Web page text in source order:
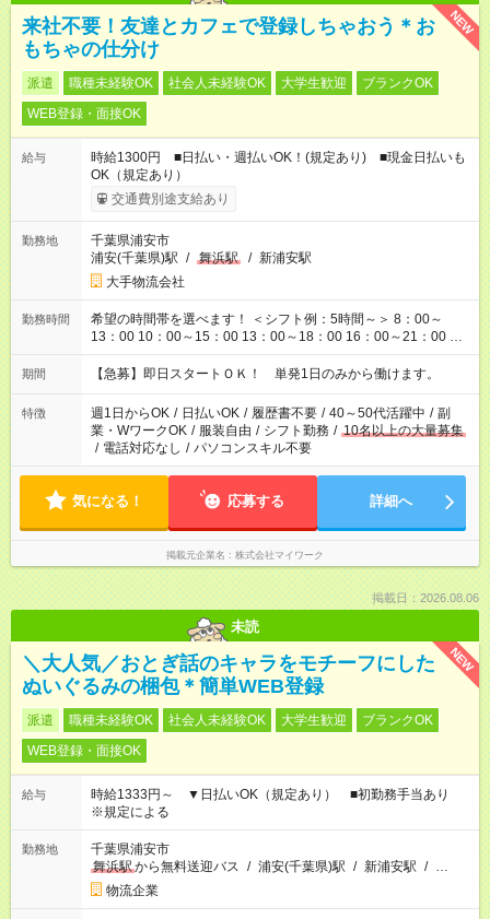
NEW
来社不要！友達とカフェで登録しちゃおう＊お
もちゃの仕分け
派遣 職種未経験OK 社会人未経験OK 大学生歓迎
ブランクOK
WEB登録・面接OK
給与
時給1300円 ■日払い・週払いOK！(規定あり) ■現金日払いも
OK（規定あり）
交通費別途支給あり
勤務地
千葉県浦安市
浦安(千葉県)駅 / 舞浜駅 / 新浦安駅
大手物流会社
勤務時間
希望の時間帯を選べます！ ＜シフト例：5時間～＞ 8：00～
13：00 10：00～15：00 13：00～18：00 16：00～21：00 ＜
シフト例：8時間～＞ ・10：00～19：00 ・13：00～22：00 ・
22：00～翌6：00 など！是非ご希望をお聞かせください！
期間 【急募】即日スタートＯＫ！ 単発1日のみから働けます。
特徴 週1日からOK / 日払いOK / 履歴書不要 / 40～50代活躍中 / 副
業・WワークOK / 服装自由 / シフト勤務 / 10名以上の大量募集
/ 電話対応なし / パソコンスキル不要
気になる！ 応募する 詳細へ
掲載元企業名 株式会社マイワーク
掲載日：2026.08.06
未読
NEW
＼大人気／おとぎ話のキャラをモチーフにした
ぬいぐるみの梱包＊簡単WEB登録
派遣 職種未経験OK 社会人未経験OK 大学生歓迎
ブランクOK
WEB登録・面接OK
給与
時給1333円～ ▼日払いOK（規定あり） ■初勤務手当あり
※規定による
勤務地
千葉県浦安市
舞浜駅から無料送迎バス / 浦安(千葉県)駅 / 新浦安駅 / …
物流企業